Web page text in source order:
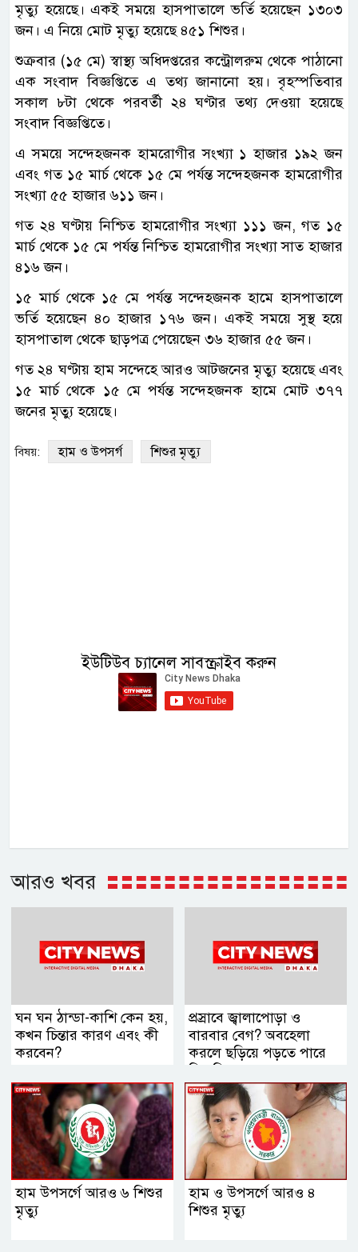
মৃত্যু হয়েছে। একই সময়ে হাসপাতালে ভর্তি হয়েছেন ১৩০৩
জন। এ নিয়ে মোট মৃত্যু হয়েছে ৪৫১ শিশুর।
শুক্রবার (১৫ মে) স্বাস্থ্য অধিদপ্তরের কন্ট্রোলরুম থেকে পাঠানো
এক সংবাদ বিজ্ঞপ্তিতে এ তথ্য জানানো হয়। বৃহস্পতিবার
সকাল ৮টা থেকে পরবর্তী ২৪ ঘণ্টার তথ্য দেওয়া হয়েছে
সংবাদ বিজ্ঞপ্তিতে।
এ সময়ে সন্দেহজনক হামরোগীর সংখ্যা ১ হাজার ১৯২ জন
এবং গত ১৫ মার্চ থেকে ১৫ মে পর্যন্ত সন্দেহজনক হামরোগীর
সংখ্যা ৫৫ হাজার ৬১১ জন।
গত ২৪ ঘণ্টায় নিশ্চিত হামরোগীর সংখ্যা ১১১ জন, গত ১৫
মার্চ থেকে ১৫ মে পর্যন্ত নিশ্চিত হামরোগীর সংখ্যা সাত হাজার
৪১৬ জন।
১৫ মার্চ থেকে ১৫ মে পর্যন্ত সন্দেহজনক হামে হাসপাতালে
ভর্তি হয়েছেন ৪০ হাজার ১৭৬ জন। একই সময়ে সুস্থ হয়ে
হাসপাতাল থেকে ছাড়পত্র পেয়েছেন ৩৬ হাজার ৫৫ জন।
গত ২৪ ঘণ্টায় হাম সন্দেহে আরও আটজনের মৃত্যু হয়েছে এবং
১৫ মার্চ থেকে ১৫ মে পর্যন্ত সন্দেহজনক হামে মোট ৩৭৭
জনের মৃত্যু হয়েছে।
বিষয়: হাম ও উপসর্গ শিশুর মৃত্যু
ইউটিউব চ্যানেল সাবস্ক্রাইব করুন
আরও খবর
ঘন ঘন ঠান্ডা-কাশি কেন হয়,
কখন চিন্তার কারণ এবং কী
করবেন?
প্রস্রাবে জ্বালাপোড়া ও
বারবার বেগ? অবহেলা
করলে ছড়িয়ে পড়তে পারে
কিডনিতে
হাম উপসর্গে আরও ৬ শিশুর
মৃত্যু
হাম ও উপসর্গে আরও ৪
শিশুর মৃত্যু